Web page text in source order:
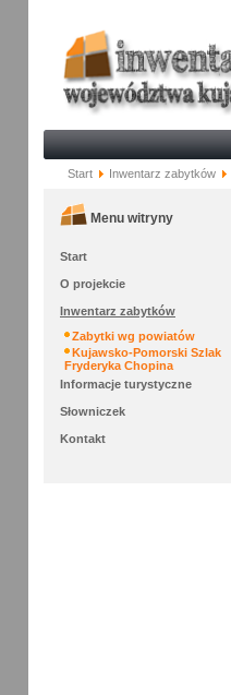
Start Inwentarz zabytków
Menu witryny
Start
O projekcie
Inwentarz zabytków
Zabytki wg powiatów
Kujawsko-Pomorski Szlak
Fryderyka Chopina
Informacje turystyczne
Słowniczek
Kontakt